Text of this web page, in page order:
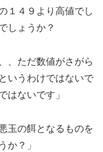
１４９より高値でし
しょうか？
、ただ数値がさがら
いうわけではないで
はないです」
玉の餌となるものを
か？」